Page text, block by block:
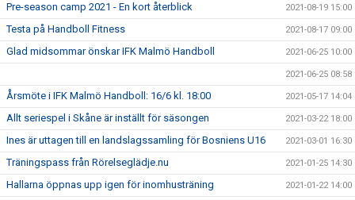
Pre-season camp 2021 - En kort återblick 2021-08-19 15:00
Testa på Handboll Fitness 2021-08-17 09:00
Glad midsommar önskar IFK Malmö Handboll 2021-06-25 10:00
2021-06-25 08:58
Årsmöte i IFK Malmö Handboll: 16/6 kl. 18:00 2021-05-17 14:04
Allt seriespel i Skåne är inställt för säsongen 2021-03-22 18:00
Ines är uttagen till en landslagssamling för Bosniens U16 2021-03-01 16:30
Träningspass från Rörelseglädje.nu 2021-01-25 14:30
Hallarna öppnas upp igen för inomhusträning 2021-01-22 14:00